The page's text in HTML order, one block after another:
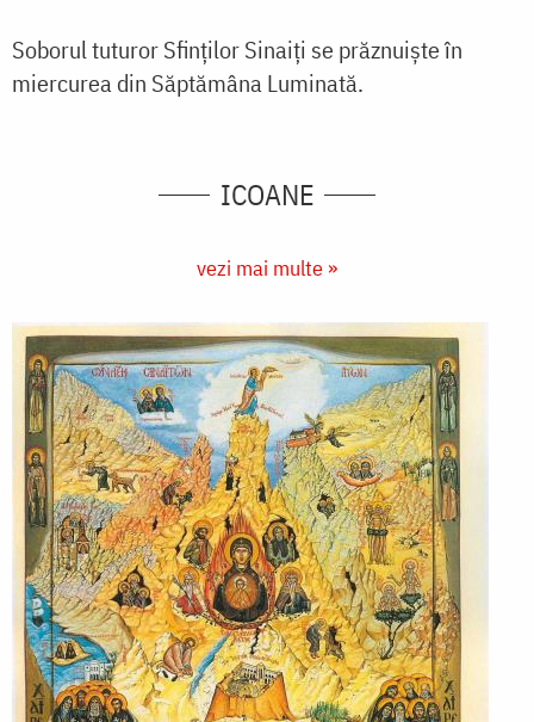
Soborul tuturor Sfinților Sinaiţi se prăznuiște în
miercurea din Săptămâna Luminată.
ICOANE
vezi mai multe »